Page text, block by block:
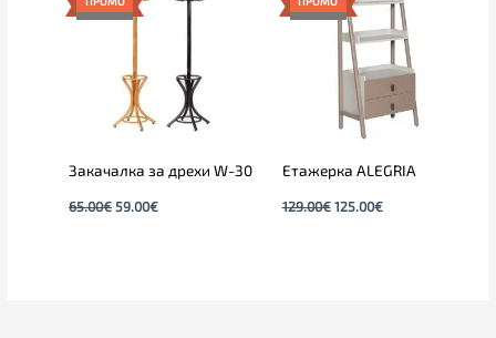
Закачалка за дрехи W-30
65.00€
65.00€.
59.00€
59.00€.
Етажерка ALEGRIA
129.00€
129.00€.
125.00€
125.00€.